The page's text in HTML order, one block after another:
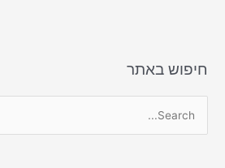
חיפוש באתר